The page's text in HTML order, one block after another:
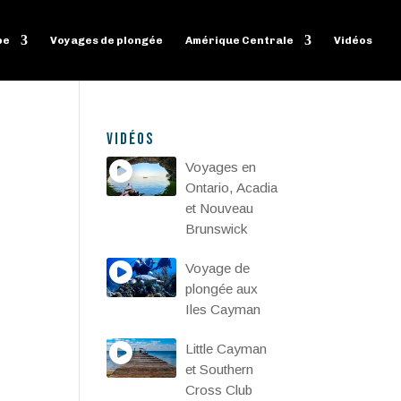
Voyages de plongée Amérique Centrale Vidéos
Vidéos
Voyages en
Ontario, Acadia
et Nouveau
Brunswick
Voyage de
plongée aux
Iles Cayman
Little Cayman
et Southern
Cross Club